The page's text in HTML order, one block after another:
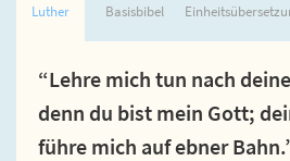
Luther Basisbibel
“Lehre mich tun nach
denn du bist mein Gott;
führe mich auf ebner